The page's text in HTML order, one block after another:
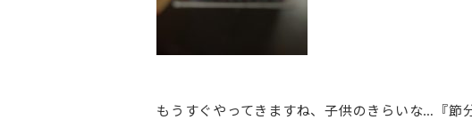
もうすぐやってきますね、子供のきらいな…『節分